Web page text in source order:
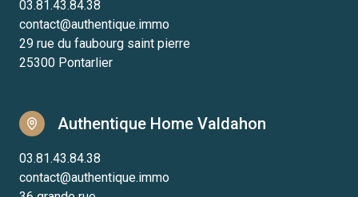
03.81.43.84.38
contact@authentique.immo
29 rue du faubourg saint pierre
25300 Pontarlier
Authentique Home Valdahon
03.81.43.84.38
contact@authentique.immo